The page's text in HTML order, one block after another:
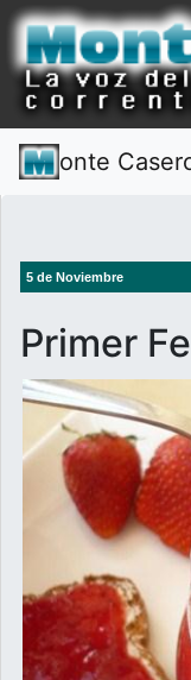
onte
5 de Noviembre
Primer